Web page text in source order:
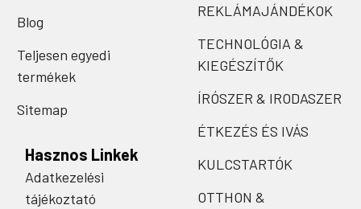
Blog
Teljesen egyedi
termékek
Sitemap
Hasznos Linkek
Adatkezelési
tájékoztató
REKLÁMAJÁNDÉKOK
TECHNOLÓGIA &
KIEGÉSZÍTŐK
ÍRÓSZER & IRODASZER
ÉTKEZÉS ÉS IVÁS
KULCSTARTÓK
OTTHON &